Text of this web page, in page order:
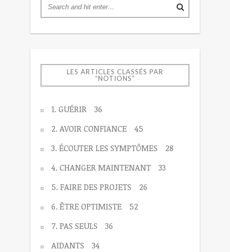
LES ARTICLES CLASSÉS PAR
“NOTIONS”
1. GUÉRIR
36
2. AVOIR CONFIANCE
45
3. ÉCOUTER LES SYMPTÔMES
28
4. CHANGER MAINTENANT
33
5. FAIRE DES PROJETS
26
6. ÊTRE OPTIMISTE
52
7. PAS SEULS
36
AIDANTS
34